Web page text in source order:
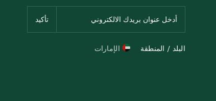
البلد / المنطقة الإمارات